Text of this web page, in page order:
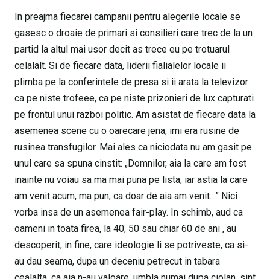
In preajma fiecarei campanii pentru alegerile locale se
gasesc o droaie de primari si consilieri care trec de la un
partid la altul mai usor decit as trece eu pe trotuarul
celalalt. Si de fiecare data, liderii fialialelor locale ii
plimba pe la conferintele de presa si ii arata la televizor
ca pe niste trofeee, ca pe niste prizonieri de lux capturati
pe frontul unui razboi politic. Am asistat de fiecare data la
asemenea scene cu o oarecare jena, imi era rusine de
rusinea transfugilor. Mai ales ca niciodata nu am gasit pe
unul care sa spuna cinstit: „Domnilor, aia la care am fost
inainte nu voiau sa ma mai puna pe lista, iar astia la care
am venit acum, ma pun, ca doar de aia am venit…” Nici
vorba insa de un asemenea fair-play. In schimb, aud ca
oameni in toata firea, la 40, 50 sau chiar 60 de ani , au
descoperit, in fine, care ideologie li se potriveste, ca si-
au dau seama, dupa un deceniu petrecut in tabara